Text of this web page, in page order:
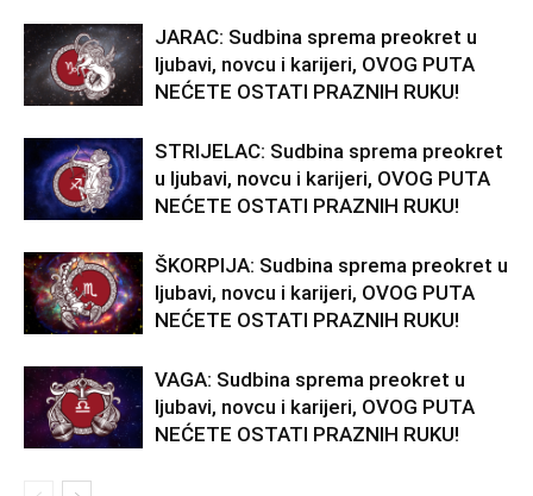
JARAC: Sudbina sprema preokret u
ljubavi, novcu i karijeri, OVOG PUTA
NEĆETE OSTATI PRAZNIH RUKU!
STRIJELAC: Sudbina sprema preokret
u ljubavi, novcu i karijeri, OVOG PUTA
NEĆETE OSTATI PRAZNIH RUKU!
ŠKORPIJA: Sudbina sprema preokret u
ljubavi, novcu i karijeri, OVOG PUTA
NEĆETE OSTATI PRAZNIH RUKU!
VAGA: Sudbina sprema preokret u
ljubavi, novcu i karijeri, OVOG PUTA
NEĆETE OSTATI PRAZNIH RUKU!